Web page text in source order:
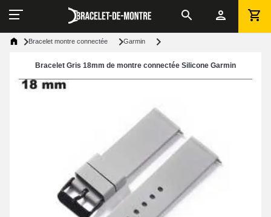
Bracelet montre connectée Garmin
Bracelet Gris 18mm de montre connectée Silicone Garmin